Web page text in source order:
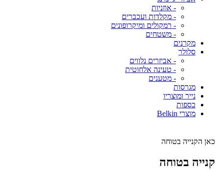
- אוזניות
- מקלדות ועכברים
- רמקולים ומיקרופונים
- משטחים
מקרנים
סלולר
- אביזרים נלווים
- טעינה אלחוטית
- מטענים
מגרסות
נייר ומוצריו
כספות
מוצרי Belkin
כאן הקנייה בטוחה
קנייה בטוחה